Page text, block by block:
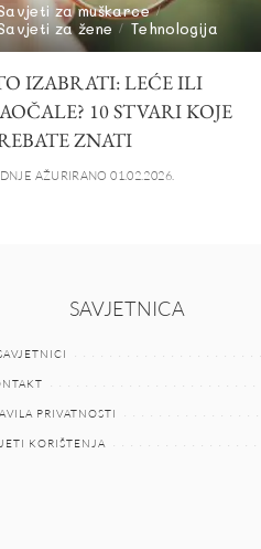
za muškarce
za žene
Tehnologija
IZABRATI: LEĆE ILI
10 STVARI KOJE
ZNATI
AŽURIRANO 01.02.2026.
SAVJETNICA
PRIVATNOSTI
KORIŠTENJA